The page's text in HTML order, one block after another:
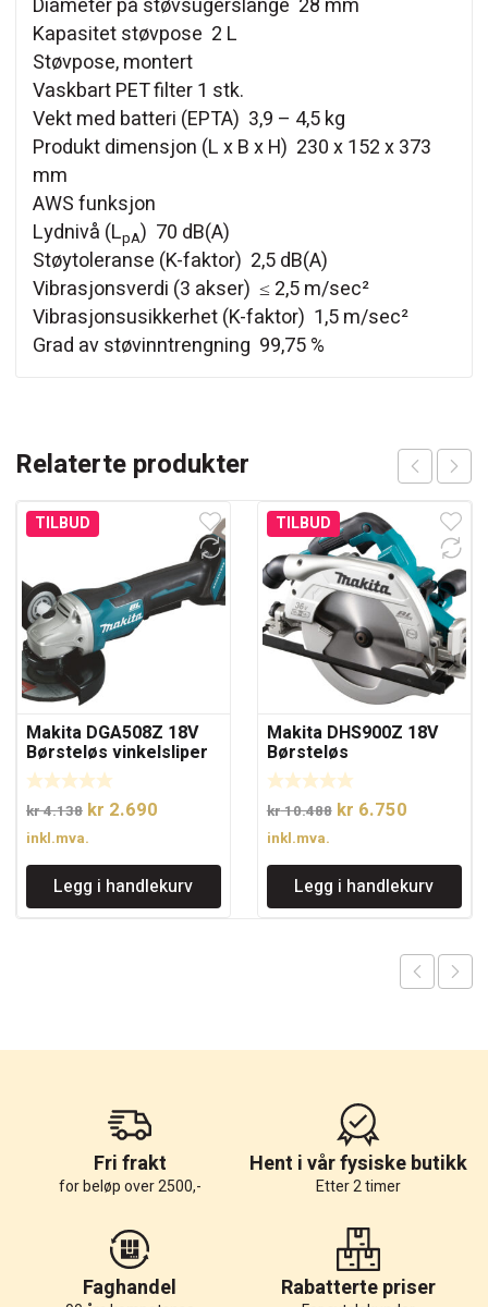
Diameter på støvsugerslange 28 mm
Kapasitet støvpose 2 L
Støvpose, montert
Vaskbart PET filter 1 stk.
Vekt med batteri (EPTA) 3,9 – 4,5 kg
Produkt dimensjon (L x B x H) 230 x 152 x 373
mm
AWS funksjon
Lydnivå (LpA) 70 dB(A)
Støytoleranse (K-faktor) 2,5 dB(A)
Vibrasjonsverdi (3 akser) ≤ 2,5 m/sec²
Vibrasjonsusikkerhet (K-faktor) 1,5 m/sec²
Grad av støvinntrengning 99,75 %
Relaterte produkter
TILBUD
Makita DGA508Z 18V
Børsteløs vinkelsliper
uten batteri 125mm
kr4.138 Opprinnelig
pris
var:
kr 4.138.
kr 2.690
er:
kr 2.690.
inkl.mva.
Legg i handlekurv
TILBUD
Makita DHS900Z 18V
Børsteløs
batterisirkelsag.
235mm sagblad
kr10.488 Opprinnelig
var:
kr 10.488.
kr 6.750
er:
kr 6.750.
inkl.mva.
Legg i handlekurv
Fri frakt
for beløp over 2500,-
Hent i vår fysiske butikk
Etter 2 timer
Faghandel Rabatterte priser